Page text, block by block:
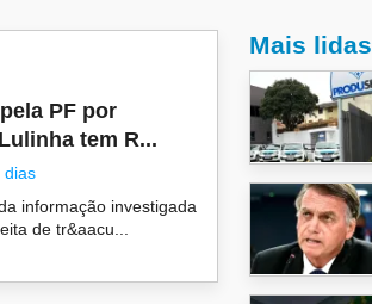
PF por
tem R...
dias
informação investigada
de tr&aacu...
Mais lidas